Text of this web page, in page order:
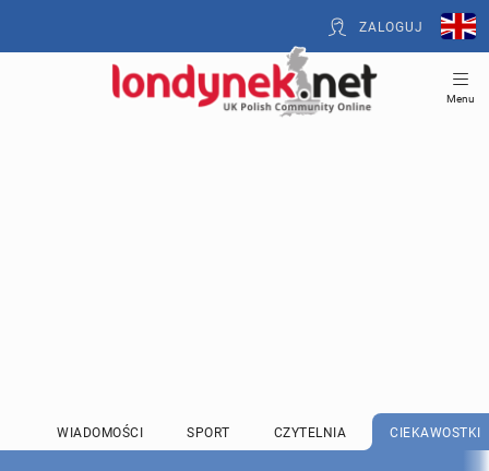
ZALOGUJ
Menu
WIADOMOŚCI SPORT CZYTELNIA CIEKAWOSTKI